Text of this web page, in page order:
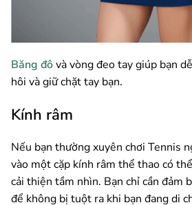
Băng đôvà vòng đeo tay giúp bạn
hôi và giữ chặt tay bạn.
Kính râm
Nếu bạn thường xuyên chơi Tennis
vào một cặp kính râm thể thao có
cải thiện tầm nhìn. Bạn chỉ cần đảm
để không bị tuột ra khi bạn đang di